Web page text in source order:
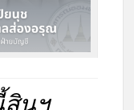
สินฯ